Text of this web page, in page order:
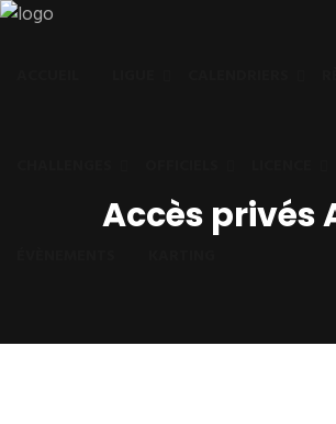
Accès privés